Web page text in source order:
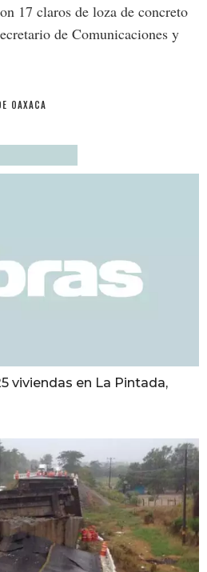
17 claros de loza de concreto
de Comunicaciones y
OAXACA
viviendas en La Pintada,